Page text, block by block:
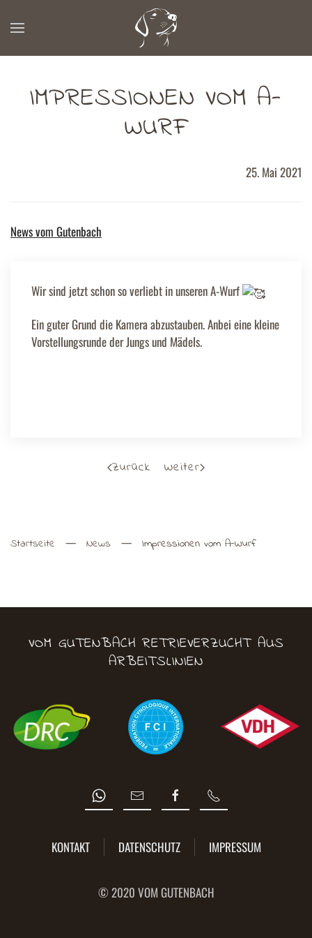
Zum Hauptinhalt springen
IMPRESSIONEN VOM A-
WURF
25. Mai 2021
News vom Gutenbach
Wir sind jetzt schon so verliebt in unseren A-Wurf
Ein guter Grund die Kamera abzustauben. Anbei eine kleine
Vorstellungsrunde der Jungs und Mädels.
Zurück Weiter
Startseite News Impressionen vom A-Wurf
VOM GUTENBACH RETRIEVERZUCHT AUS
ARBEITSLINIEN
KONTAKT DATENSCHUTZ IMPRESSUM
© 2020 VOM GUTENBACH